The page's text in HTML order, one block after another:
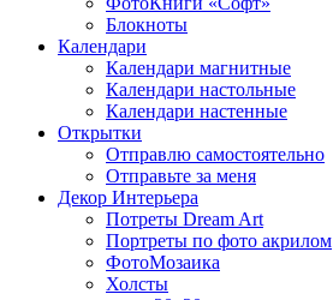
Блокноты
Календари
Календари магнитные
Календари настольные
Календари настенные
Открытки
Отправлю самостоятельно
Отправьте за меня
Декор Интерьера
Потреты Dream Art
Портреты по фото акрилом
ФотоМозаика
Холсты